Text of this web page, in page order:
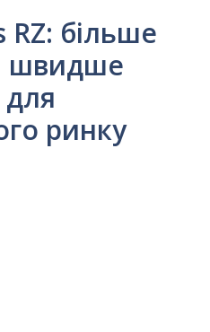
більше
швидше
ринку